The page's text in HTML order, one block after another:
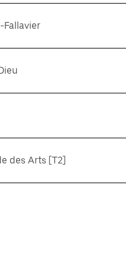
Fallavier
des Arts [T2]